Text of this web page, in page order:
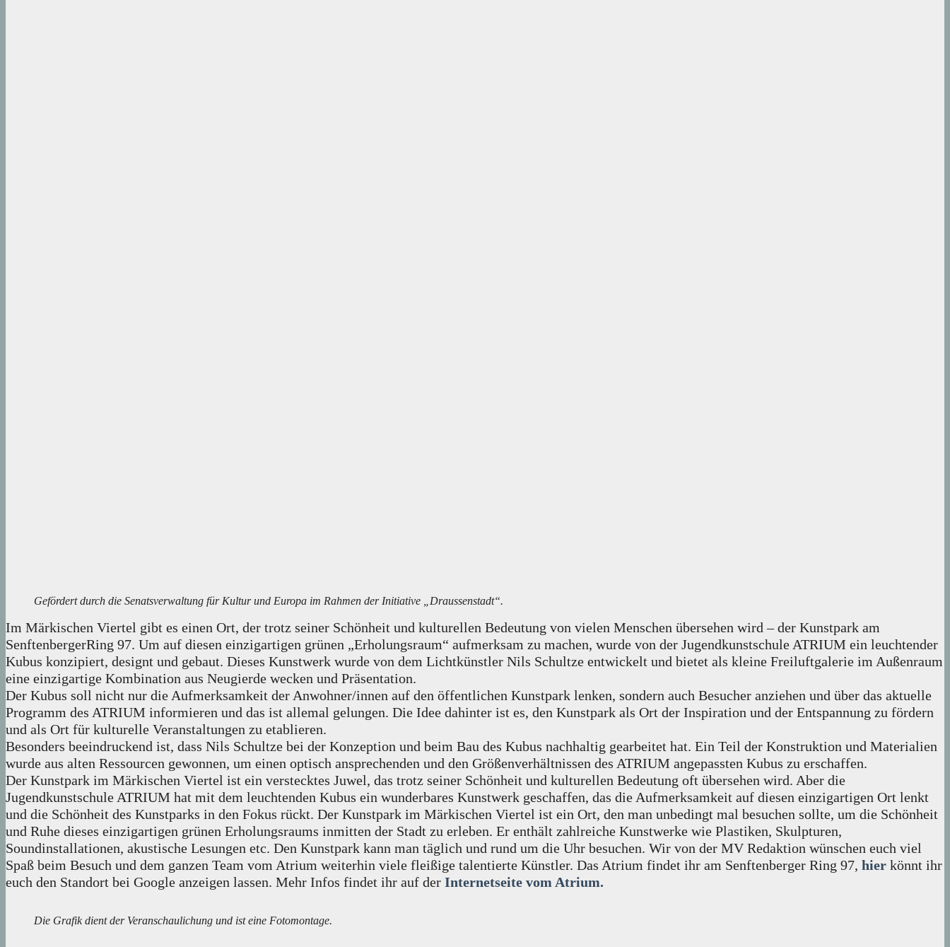
Gefördert durch die Senatsverwaltung für Kultur und Europa im Rahmen der Initiative „Draussenstadt“.
Im Märkischen Viertel gibt es einen Ort, der trotz seiner Schönheit und kulturellen Bedeutung von vielen Menschen übersehen wird – der Kunstpark am
SenftenbergerRing 97. Um auf diesen einzigartigen grünen „Erholungsraum“ aufmerksam zu machen, wurde von der Jugendkunstschule ATRIUM ein leuchtender
Kubus konzipiert, designt und gebaut. Dieses Kunstwerk wurde von dem Lichtkünstler Nils Schultze entwickelt und bietet als kleine Freiluftgalerie im Außenraum
eine einzigartige Kombination aus Neugierde wecken und Präsentation.
Der Kubus soll nicht nur die Aufmerksamkeit der Anwohner/innen auf den öffentlichen Kunstpark lenken, sondern auch Besucher anziehen und über das aktuelle
Programm des ATRIUM informieren und das ist allemal gelungen. Die Idee dahinter ist es, den Kunstpark als Ort der Inspiration und der Entspannung zu fördern
und als Ort für kulturelle Veranstaltungen zu etablieren.
Besonders beeindruckend ist, dass Nils Schultze bei der Konzeption und beim Bau des Kubus nachhaltig gearbeitet hat. Ein Teil der Konstruktion und Materialien
wurde aus alten Ressourcen gewonnen, um einen optisch ansprechenden und den Größenverhältnissen des ATRIUM angepassten Kubus zu erschaffen.
Der Kunstpark im Märkischen Viertel ist ein verstecktes Juwel, das trotz seiner Schönheit und kulturellen Bedeutung oft übersehen wird. Aber die
Jugendkunstschule ATRIUM hat mit dem leuchtenden Kubus ein wunderbares Kunstwerk geschaffen, das die Aufmerksamkeit auf diesen einzigartigen Ort lenkt
und die Schönheit des Kunstparks in den Fokus rückt. Der Kunstpark im Märkischen Viertel ist ein Ort, den man unbedingt mal besuchen sollte, um die Schönheit
und Ruhe dieses einzigartigen grünen Erholungsraums inmitten der Stadt zu erleben. Er enthält zahlreiche Kunstwerke wie Plastiken, Skulpturen,
Soundinstallationen, akustische Lesungen etc. Den Kunstpark kann man täglich und rund um die Uhr besuchen. Wir von der MV Redaktion wünschen euch viel
Spaß beim Besuch und dem ganzen Team vom Atrium weiterhin viele fleißige talentierte Künstler. Das Atrium findet ihr am Senftenberger Ring 97, hier könnt ihr
euch den Standort bei Google anzeigen lassen. Mehr Infos findet ihr auf der Internetseite vom Atrium.
Die Grafik dient der Veranschaulichung und ist eine Fotomontage.